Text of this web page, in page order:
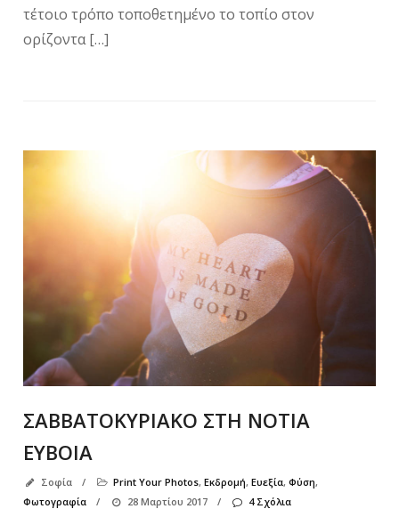
τέτοιο τρόπο τοποθετημένο το τοπίο στον
ορίζοντα […]
ΣΑΒΒΑΤΟΚΥΡΙΑΚΟ ΣΤΗ ΝΟΤΙΑ
ΕΥΒΟΙΑ
Σοφία / Print Your Photos,Εκδρομή,Ευεξία,Φύση,
Φωτογραφία
/ 28 Μαρτίου 2017 / 4 Σχόλια